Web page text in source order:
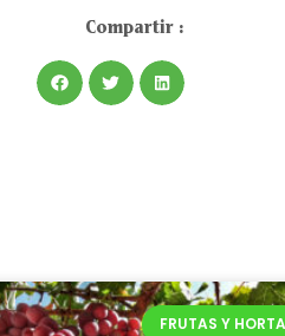
Compartir :
FRUTAS Y